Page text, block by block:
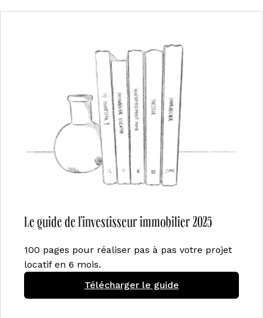
Le guide de l’investisseur immobilier 2025
100 pages pour réaliser pas à pas votre projet
locatif en 6 mois.
Télécharger le guide